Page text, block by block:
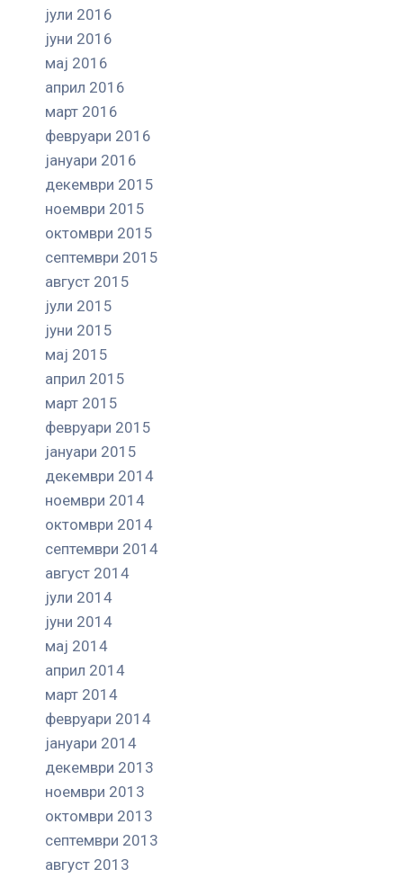
јули 2016
јуни 2016
мај 2016
април 2016
март 2016
февруари 2016
јануари 2016
декември 2015
ноември 2015
октомври 2015
септември 2015
август 2015
јули 2015
јуни 2015
мај 2015
април 2015
март 2015
февруари 2015
јануари 2015
декември 2014
ноември 2014
октомври 2014
септември 2014
август 2014
јули 2014
јуни 2014
мај 2014
април 2014
март 2014
февруари 2014
јануари 2014
декември 2013
ноември 2013
октомври 2013
септември 2013
август 2013